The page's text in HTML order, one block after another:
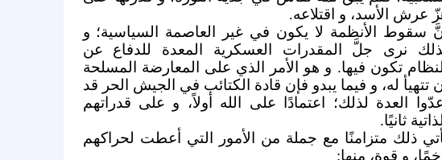
عرش الأسد، و اقتلاعه.
سقوط الأنظمة لا يكون في غير العاصمة السياسية؛ و
نرى جلَّ المقدرات العسكرية المعدة للدفاع عن
النظام تكون فيها. و هو الأمر الذي على المعارضة المسلحة
تتهيأ له، و فيما يبدو فإن قادة الكتائب في الجيش الحر قد
العدة لذلك؛ اعتمادًا على الله أولاً، و على قدراتهم
الذاتية ثانيًا.
ذلك متزامنًا مع جملة من الأمور التي أعطت لحراكهم
و قوة، منها: